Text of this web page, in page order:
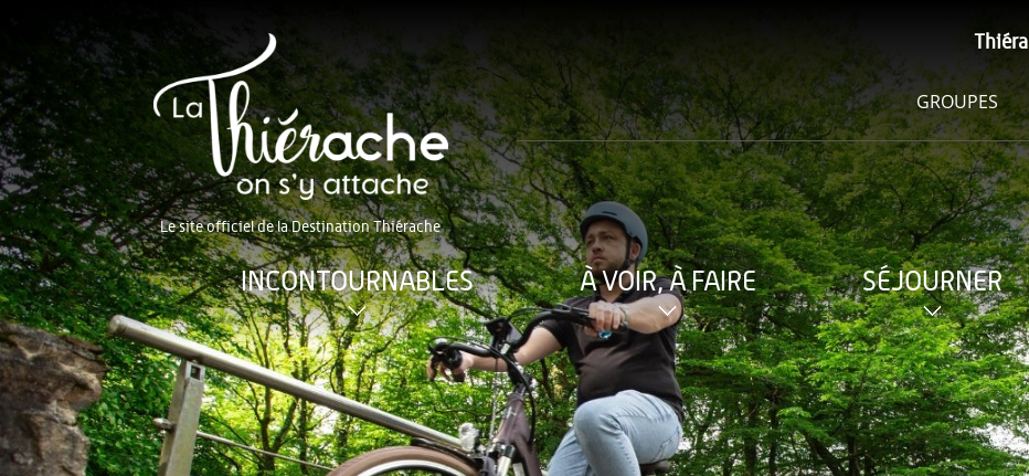
Le site officiel de la Destination Thiérache
GROUPES
INCONTOURNABLES À VOIR, À FAIRE SÉJOURNER